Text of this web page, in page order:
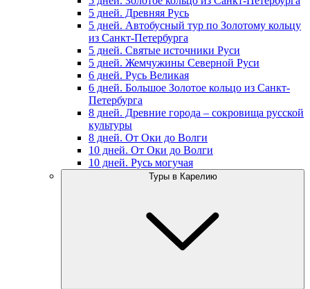
5 дней. Древняя Русь
5 дней. Автобусный тур по Золотому кольцу
из Санкт-Петербурга
5 дней. Святые источники Руси
5 дней. Жемчужины Северной Руси
6 дней. Русь Великая
6 дней. Большое Золотое кольцо из Санкт-
Петербурга
8 дней. Древние города – сокровища русской
культуры
8 дней. От Оки до Волги
10 дней. От Оки до Волги
10 дней. Русь могучая
Туры в Карелию